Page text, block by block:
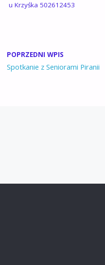
u Krzyśka 502612453
POPRZEDNI WPIS
Spotkanie z Seniorami Piranii